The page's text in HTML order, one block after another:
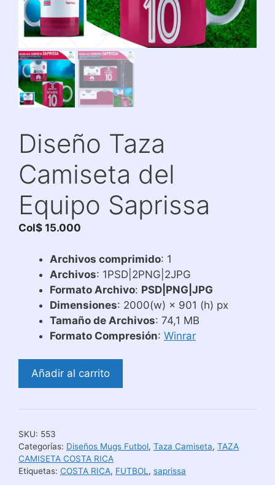
Diseño Taza
Camiseta del
Equipo Saprissa
Col$ 15.000
Archivos comprimido: 1
Archivos: 1PSD|2PNG|2JPG
Formato Archivo: PSD|PNG|JPG
Dimensiones: 2000(w) × 901 (h) px
Tamaño de Archivos: 74,1 MB
Formato Compresión: Winrar
Diseño
del
Saprissa
cantidad
Añadir al carrito
SKU: 553
Categorías: Diseños Mugs Futbol, Taza Camiseta, TAZA
CAMISETA COSTA RICA
Etiquetas: COSTA RICA, FUTBOL , saprissa